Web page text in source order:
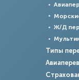
Ж/Д
Типы